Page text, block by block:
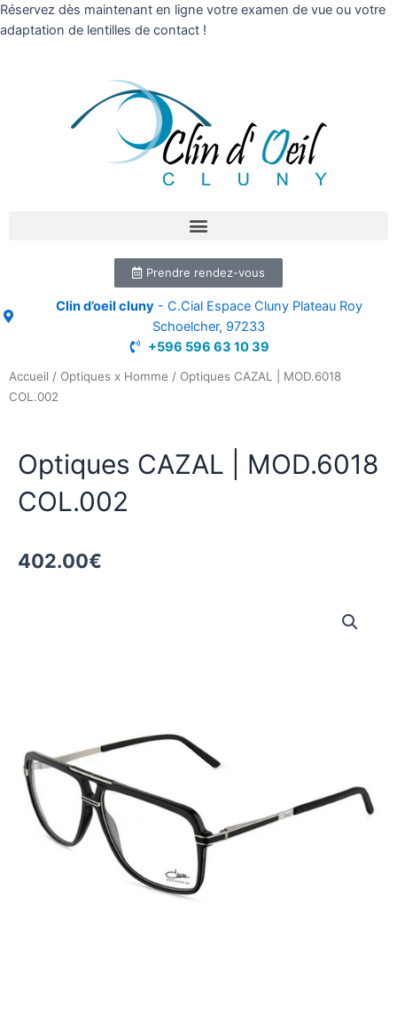
Réservez dès maintenant en ligne votre examen de vue ou votre
adaptation de lentilles de contact !
Prendre rendez-vous
Clin d’oeil cluny- C.Cial Espace Cluny Plateau Roy
Schoelcher, 97233
+596 596 63 10 39
Accueil / Optiques x Homme / Optiques CAZAL | MOD.6018
COL.002
Optiques CAZAL | MOD.6018
COL.002
402.00€